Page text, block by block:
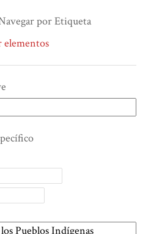
por Etiqueta
elementos